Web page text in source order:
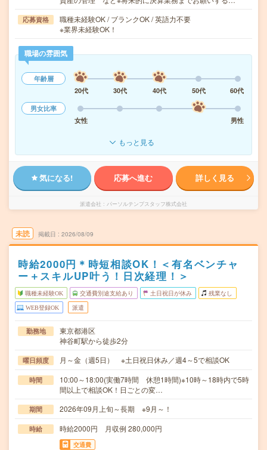
応募資格
職種未経験OK / ブランクOK / 英語力不要
※業界未経験OK！
職場の雰囲気
年齢層
20代
30代 40代 50代
60代
男女比率
女性
男性
もっと見る
気になる! 応募へ進む 詳しく見る
派遣会社 パーソルテンプスタッフ株式会社
未読 掲載日 2026/08/09
時給2000円＊時短相談OK！＜有名ベンチャ
ー＋スキルUP叶う！日次経理！＞
職種未経験OK 交通費別途支給あり 土日祝日が休み 残業なし
WEB登録OK 派遣
勤務地
東京都港区
神谷町駅から徒歩2分
曜日頻度 月～金（週5日） ※土日祝日休み／週4～5で相談OK
時間
10:00～18:00(実働7時間 休憩1時間)※10時～18時内で5時
間以上で相談OK！日ごとの変…
期間 2026年09月上旬～長期 ※9月～！
時給 時給2000円 月収例 280,000円
交通費